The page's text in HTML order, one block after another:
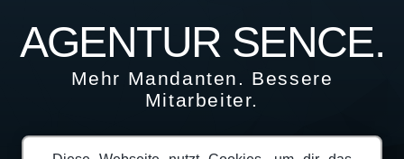
AGENTUR SENCE.
Mehr Mandanten. Bessere
Mitarbeiter.
Home Karriere Blog Lexikon Webdesign